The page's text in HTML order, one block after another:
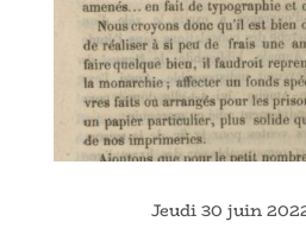
Jeudi 30 juin